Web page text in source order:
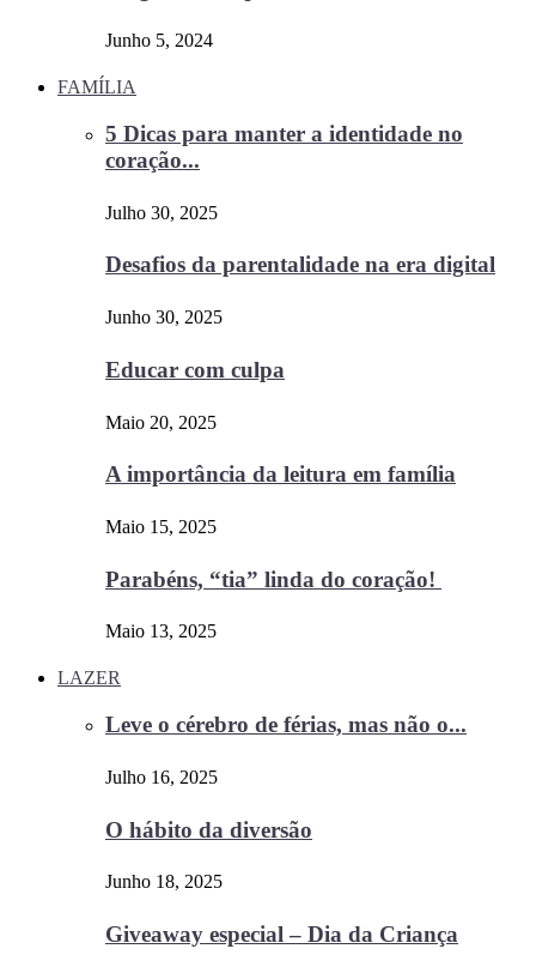
Junho 5, 2024
FAMÍLIA
5 Dicas para manter a identidade no
coração...
Julho 30, 2025
Desafios da parentalidade na era digital
Junho 30, 2025
Educar com culpa
Maio 20, 2025
A importância da leitura em família
Maio 15, 2025
Parabéns, “tia” linda do coração!
Maio 13, 2025
LAZER
Leve o cérebro de férias, mas não o...
Julho 16, 2025
O hábito da diversão
Junho 18, 2025
Giveaway especial – Dia da Criança